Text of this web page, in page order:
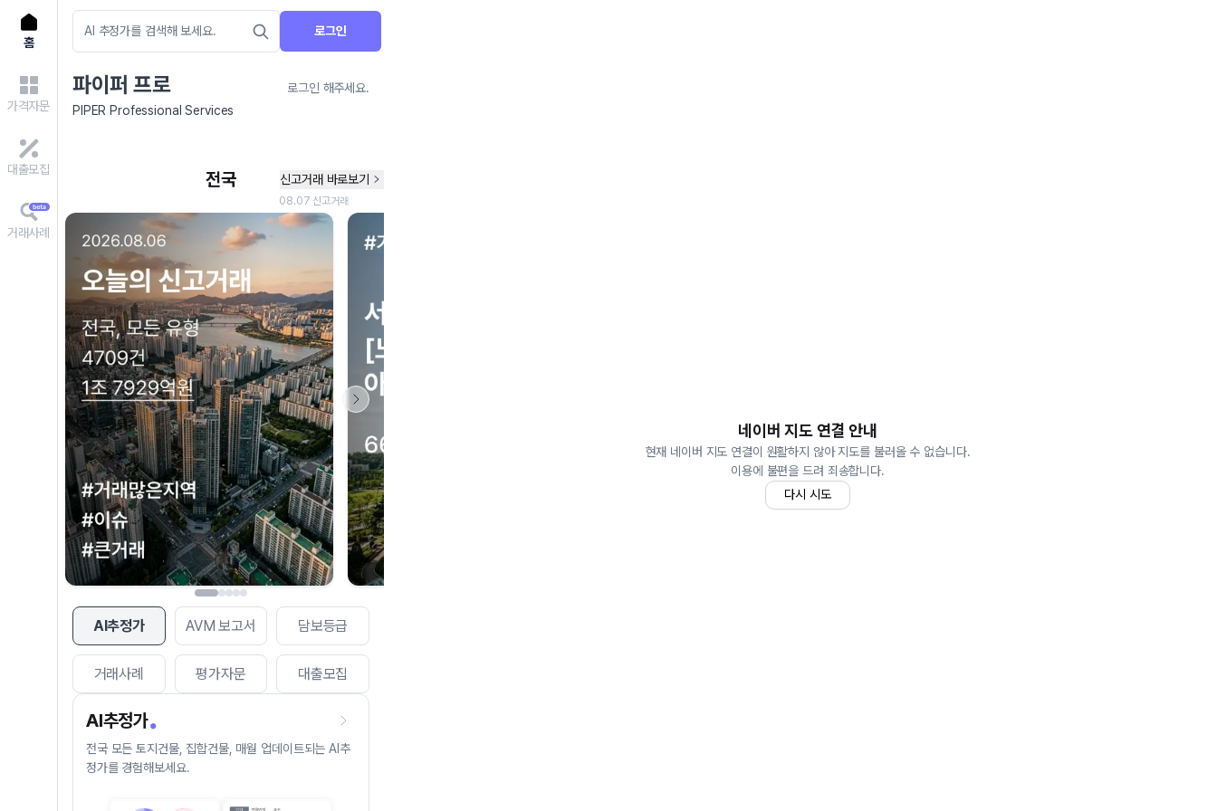
홈
가격자문
대출모집
거래사례
로그인
파이퍼 프로
로그인 해주세요.
PIPER Professional Services
AI추정가 AVM 보고서 담보등급
거래사례 평가자문 대출모집
AI추정가
전국 모든 토지건물, 집합건물, 매월 업데이트되는 AI추
정가를 경험해보세요.
네이버 지도 연결 안내
현재 네이버 지도 연결이 원활하지 않아 지도를 불러올 수 없습니다.
이용에 불편을 드려 죄송합니다.
다시 시도